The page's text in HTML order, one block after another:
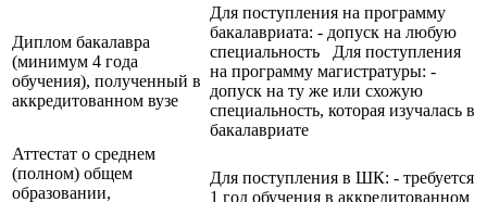
Диплом бакалавра
(минимум 4 года
обучения), полученный в
аккредитованном вузе
Для поступления на программу
бакалавриата: - допуск на любую
специальность Для поступления
на программу магистратуры: -
допуск на ту же или схожую
специальность, которая изучалась в
бакалавриате
Аттестат о среднем
(полном) общем
образовании,
Для поступления в ШК: - требуется
1 год обучения в аккредитованном